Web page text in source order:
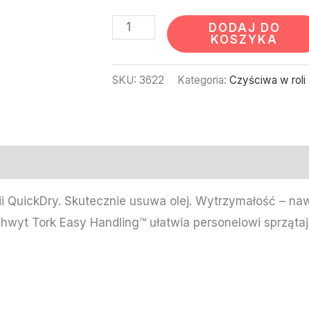
DODAJ DO
KOSZYKA
SKU: 3622 Kategoria: Czyściwa w roli
Skutecznie usuwa olej. Wytrzymałość –
Tork Easy Handling™ ułatwia personelowi